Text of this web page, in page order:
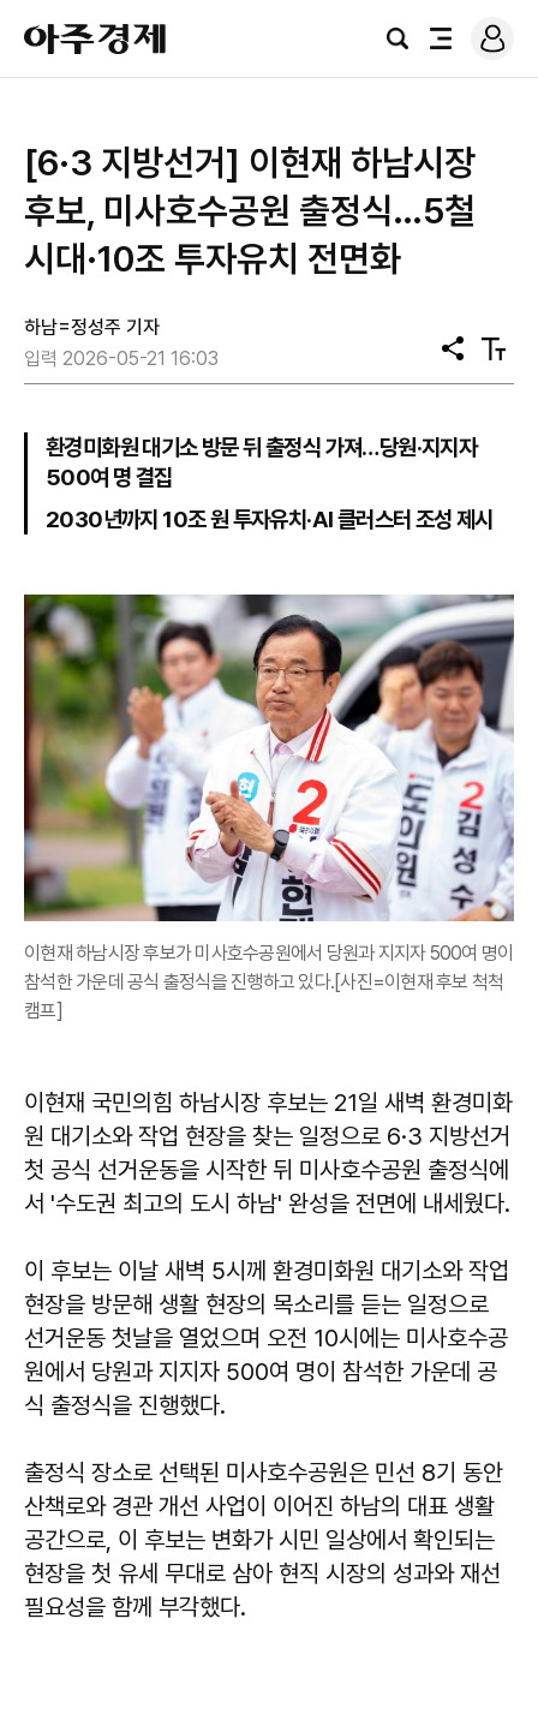
아
주
경
검
전
로
그
[6·3 지방선거] 이현재 하남시장
후보, 미사호수공원 출정식…5철
시대·10조 투자유치 전면화
하남=정성주 기자
입력 2026-05-21 16:03
공
유
텍
스
환경미화원 대기소 방문 뒤 출정식 가져…당원·지지자
500여 명 결집
2030년까지 10조 원 투자유치·AI 클러스터 조성 제시
이현재 하남시장 후보가 미사호수공원에서 당원과 지지자 500여 명이
참석한 가운데 공식 출정식을 진행하고 있다.[사진=이현재 후보 척척
캠프]
이현재 국민의힘 하남시장 후보는 21일 새벽 환경미화
원 대기소와 작업 현장을 찾는 일정으로 6·3 지방선거
첫 공식 선거운동을 시작한 뒤 미사호수공원 출정식에
서 '수도권 최고의 도시 하남' 완성을 전면에 내세웠다.
이 후보는 이날 새벽 5시께 환경미화원 대기소와 작업
현장을 방문해 생활 현장의 목소리를 듣는 일정으로
선거운동 첫날을 열었으며 오전 10시에는 미사호수공
원에서 당원과 지지자 500여 명이 참석한 가운데 공
식 출정식을 진행했다.
출정식 장소로 선택된 미사호수공원은 민선 8기 동안
산책로와 경관 개선 사업이 이어진 하남의 대표 생활
공간으로, 이 후보는 변화가 시민 일상에서 확인되는
현장을 첫 유세 무대로 삼아 현직 시장의 성과와 재선
필요성을 함께 부각했다.